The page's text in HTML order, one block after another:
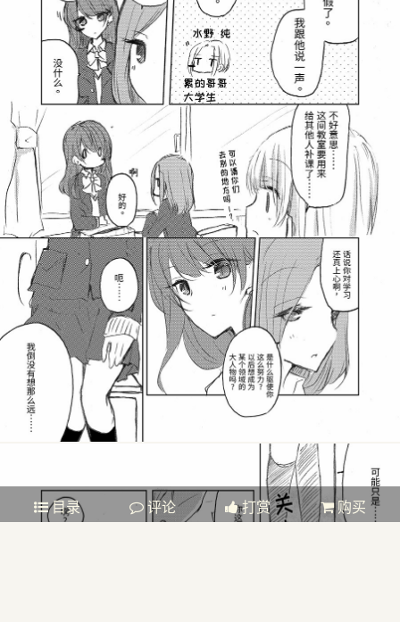
目录 评论 打赏 购买